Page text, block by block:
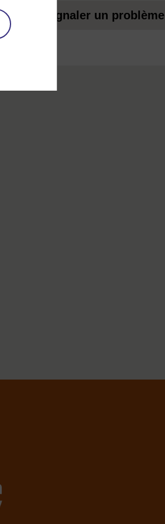
Signaler un problème